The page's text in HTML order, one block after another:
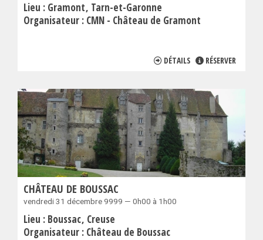
Lieu : Gramont Tarn-et-Garonne
Organisateur : CMN - Château de Gramont
DÉTAILS RÉSERVER
CHÂTEAU DE BOUSSAC
vendredi 31 décembre 9999 — 0h00 à 1h00
Lieu : Boussac Creuse
Organisateur : Château de Boussac